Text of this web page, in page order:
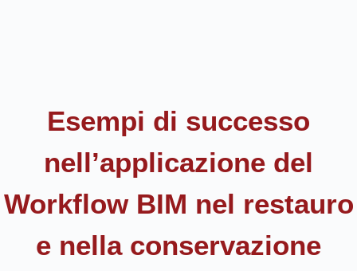
Esempi di successo
nell’applicazione del
Workflow BIM nel restauro
e nella conservazione